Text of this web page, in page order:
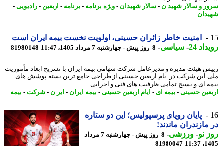
و سالار شهیدان- سالار شهیدان- ویژه برنامه -برنامه -اربعین -رادیویی-
امنیت خاطر زائران حسینی، اولویت نخست بیمه ایران است
24
-سیاسی-8 روز پیش - چهارشنبه 7 مرداد 1405، 11:47 81980148
هیئت مدیره و مدیرعامل شرکت سهامی بیمه ایران با تشریح ابعاد مأموریت
این شرکت در ایام اربعین حسینی از طراحی جامع ترین بسته پوشش های
ای و بسیج تمامی ظرفیت های فنی و اجرایی ...
حسینی-بیمه ای- ایام اربعین حسینی-بیمه ایران - ایران - شرکت-بیمه
پایان رویای پرسپولیس؛ این دو ستاره
ماندند!
نو- ورزشی-
8 روز پیش - چهارشنبه 7 مرداد
81980047